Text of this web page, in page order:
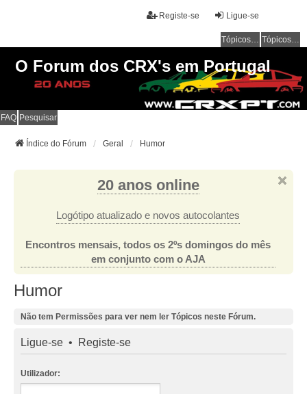
Ligue-se
Registe-se
Tópicos sem resposta Tópicos ativos
O Forum dos CRX's em Portugal
FAQ Pesquisar
Índice do Fórum Geral Humor
20 anos online
Logótipo atualizado e novos autocolantes
Encontros mensais, todos os 2ºs domingos do mês
em conjunto com o AJA
Humor
Não tem Permissões para ver nem ler Tópicos neste Fórum.
Ligue-se • Registe-se
Utilizador: